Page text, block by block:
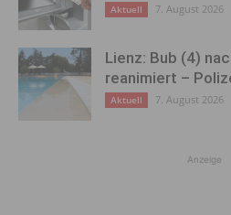
Aktuell 7. August 2026
Lienz: Bub (4)
reanimiert –
Aktuell 7. August 2026
Anzeige